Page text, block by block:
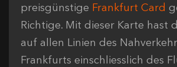
preisgünstige Frankfurt Card
Richtige. Mit dieser Karte hast
auf allen Linien des
Frankfurts einschliesslich des